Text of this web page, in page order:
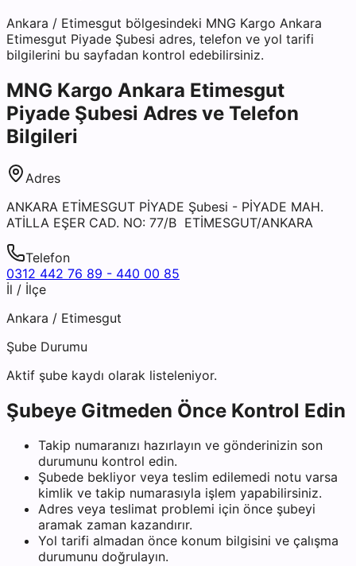
Ankara / Etimesgut bölgesindeki MNG Kargo Ankara
Etimesgut Piyade Şubesi adres, telefon ve yol tarifi
bilgilerini bu sayfadan kontrol edebilirsiniz.
MNG Kargo Ankara Etimesgut
Piyade Şubesi Adres ve Telefon
Bilgileri
Adres
ANKARA ETİMESGUT PİYADE Şubesi - PİYADE MAH.
ATİLLA EŞER CAD. NO: 77/B ETİMESGUT/ANKARA
Telefon
0312 442 76 89 - 440 00 85
İl / İlçe
Ankara / Etimesgut
Şube Durumu
Aktif şube kaydı olarak listeleniyor.
Şubeye Gitmeden Önce Kontrol Edin
Takip numaranızı hazırlayın ve gönderinizin son
durumunu kontrol edin.
Şubede bekliyor veya teslim edilemedi notu varsa
kimlik ve takip numarasıyla işlem yapabilirsiniz.
Adres veya teslimat problemi için önce şubeyi
aramak zaman kazandırır.
Yol tarifi almadan önce konum bilgisini ve çalışma
durumunu doğrulayın.